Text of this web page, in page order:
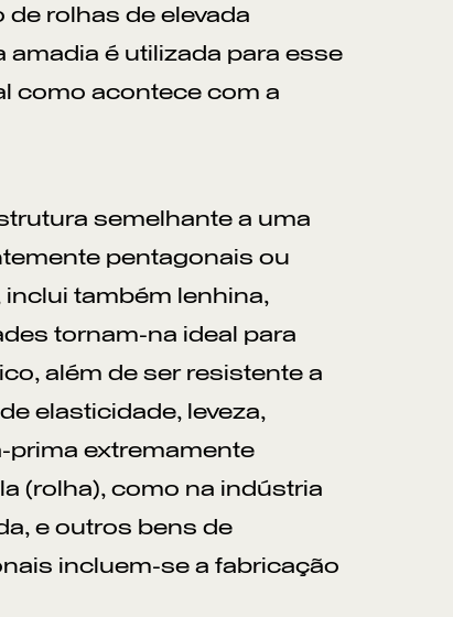
rolhas de elevada
amadia é utilizada para esse
como acontece com a
semelhante a uma
pentagonais ou
também lenhina,
tornam-na ideal para
além de ser resistente a
elasticidade, leveza,
prima extremamente
(rolha), como na indústria
e outros bens de
incluem-se a fabricação